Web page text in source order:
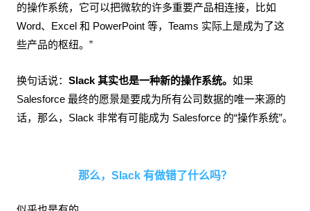
的操作系统，它可以把微软的许多重要产品相连接，比如
Word、Excel 和 PowerPoint 等，Teams 实际上是成为了这
些产品的枢纽。”
换句话说： Slack 其实也是一种新的操作系统。 如果
Salesforce 最终的愿景是要成为所有公司数据的唯一来源的
话，那么，Slack 非常有可能成为 Salesforce 的“操作系统”。
那么，Slack 有做错了什么吗？